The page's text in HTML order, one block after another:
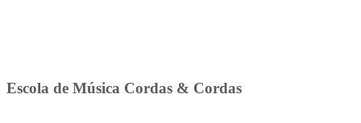
Escola de Música Cordas & Cordas